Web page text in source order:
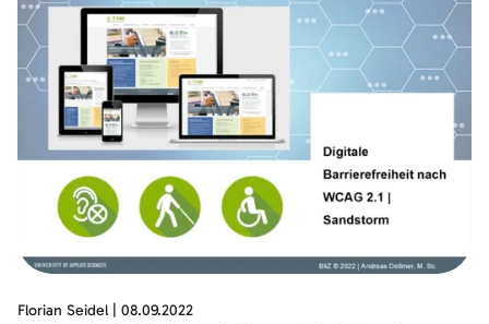
Florian Seidel 08.09.2022